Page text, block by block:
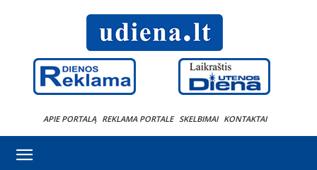
APIE PORTALĄ REKLAMA PORTALE SKELBIMAI KONTAKTAI